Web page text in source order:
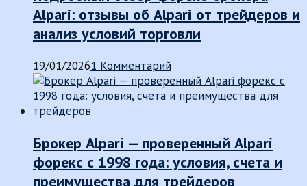
Alpari: отзывы об Alpari от трейдеров и
анализ условий торговли
19/01/20261 Комментарий
Брокер Alpari — проверенный Alpari
форекс с 1998 года: условия, счета и
преимущества для трейдеров